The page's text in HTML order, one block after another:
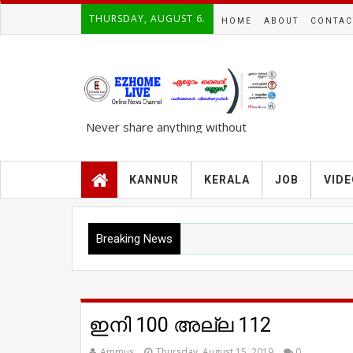
THURSDAY, AUGUST 6. HOME ABOUT
Never share anything without
KANNUR KERALA JOB
Breaking News
ഇനി 100 അല്ല 112